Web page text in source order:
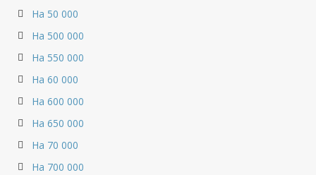
На 50 000
На 500 000
На 550 000
На 60 000
На 600 000
На 650 000
На 70 000
На 700 000